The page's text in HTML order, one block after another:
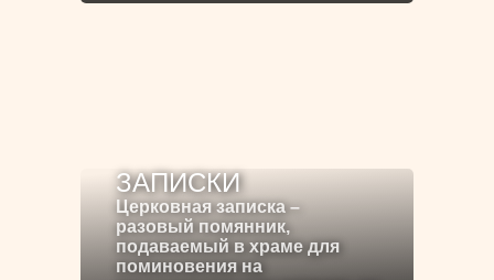
ЗАПИСКИ
Церковная записка –
разовый помянник,
подаваемый в храме для
поминовения на